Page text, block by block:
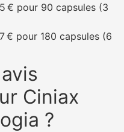
€ pour 90 capsules (3
€ pour 180 capsules (6
Ciniax
?